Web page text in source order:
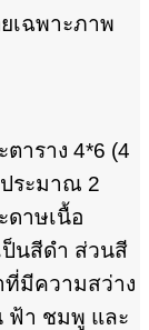
เฉพาะภาพ
ราง 4*6 (4
ระมาณ 2
ดาษเนื้อ
ป็นสีดำ ส่วนสี
ที่มีความสว่าง
ฟ้า ชมพู และ